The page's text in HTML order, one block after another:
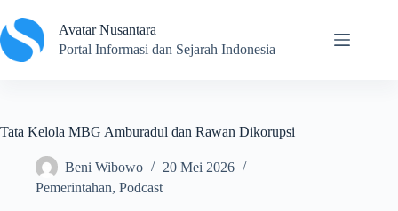
to
content
Avatar Nusantara
Portal Informasi dan Sejarah Indonesia
Tata Kelola MBG Amburadul dan Rawan Dikorupsi
Beni Wibowo
20 Mei 2026
Pemerintahan, Podcast